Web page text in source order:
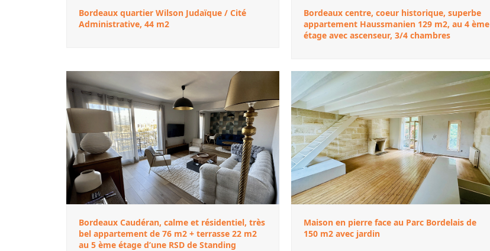
Bordeaux quartier Wilson Judaïque / Cité
Administrative, 44 m2
Bordeaux centre, coeur historique, superbe
appartement Haussmanien 129 m2, au 4 ème
étage avec ascenseur, 3/4 chambres
Bordeaux Caudéran, calme et résidentiel, très
bel appartement de 76 m2 + terrasse 22 m2
au 5 ème étage d’une RSD de Standing
Maison en pierre face au Parc Bordelais de
150 m2 avec jardin